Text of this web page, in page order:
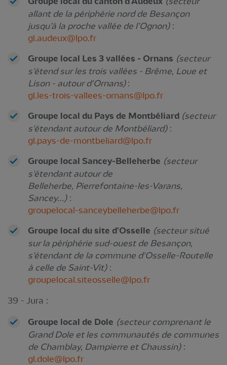
allant de la périphérie nord de Besançon
jusqu’à la proche vallée de l’Ognon):
gl.audeux@lpo.fr
Groupe local Les 3 vallées - Ornans (secteur
s'étend sur les trois vallées - Brême, Loue et
Lison - autour d'Ornans):
gl.les-trois-vallees-ornans@lpo.fr
Groupe local du Pays de Montbéliard (secteur
s'étendant autour de Montbéliard):
gl.pays-de-montbeliard@lpo.fr
Groupe local Sancey-Belleherbe (secteur
s'étendant autour de
Belleherbe, Pierrefontaine-les-Varans,
Sancey…):
groupelocal-sanceybelleherbe@lpo.fr
Groupe local du site d'Osselle (secteur situé
sur la périphérie sud-ouest de Besançon,
s'étendant de la commune d'Osselle-Routelle
à celle de Saint-Vit):
groupelocal.siteosselle@lpo.fr
39 - Jura :
Groupe local de Dole (secteur comprenant le
Grand Dole et les communautés de communes
de Chamblay, Dampierre et Chaussin):
gl.dole@lpo.fr